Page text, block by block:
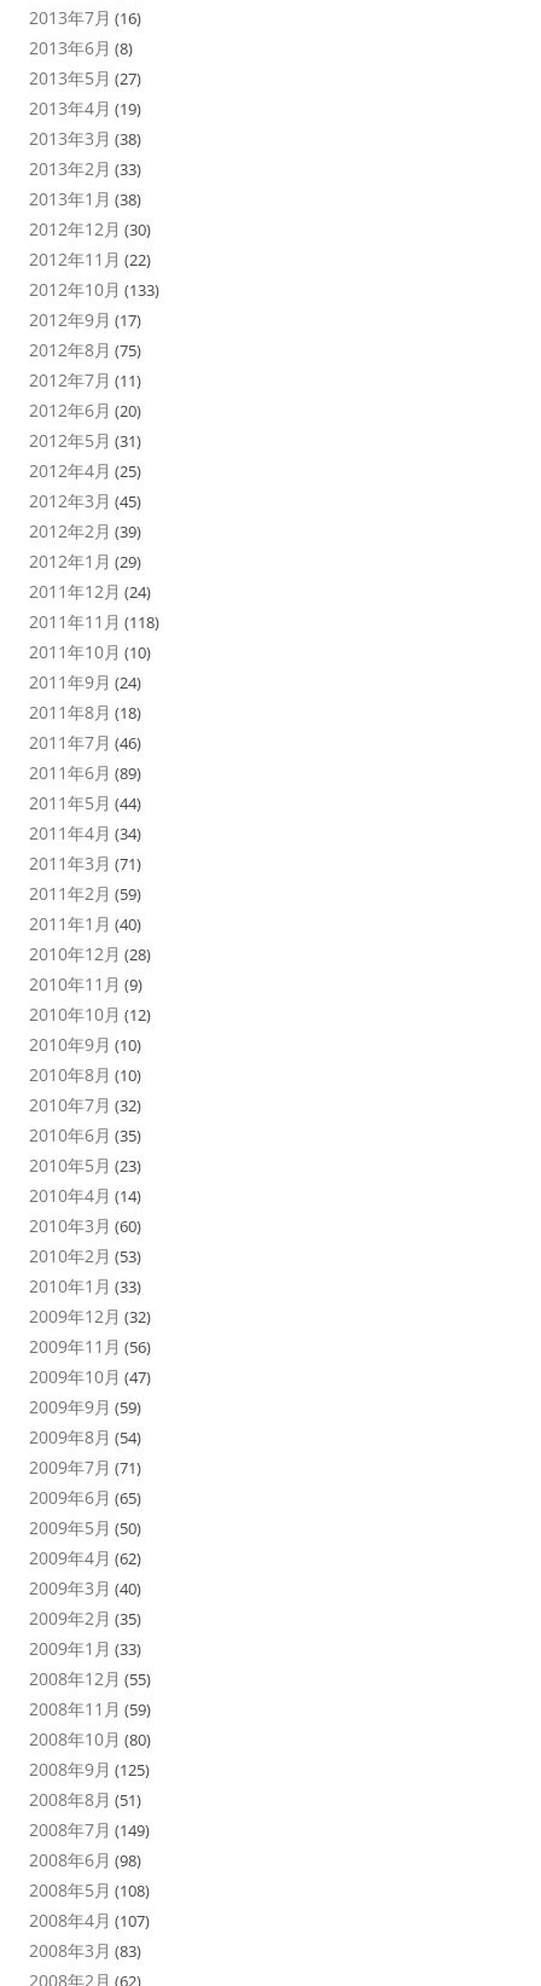
2013年7月 (16)
2013年6月 (8)
2013年5月 (27)
2013年4月 (19)
2013年3月 (38)
2013年2月 (33)
2013年1月 (38)
2012年12月 (30)
2012年11月 (22)
2012年10月 (133)
2012年9月 (17)
2012年8月 (75)
2012年7月 (11)
2012年6月 (20)
2012年5月 (31)
2012年4月 (25)
2012年3月 (45)
2012年2月 (39)
2012年1月 (29)
2011年12月 (24)
2011年11月 (118)
2011年10月 (10)
2011年9月 (24)
2011年8月 (18)
2011年7月 (46)
2011年6月 (89)
2011年5月 (44)
2011年4月 (34)
2011年3月 (71)
2011年2月 (59)
2011年1月 (40)
2010年12月 (28)
2010年11月 (9)
2010年10月 (12)
2010年9月 (10)
2010年8月 (10)
2010年7月 (32)
2010年6月 (35)
2010年5月 (23)
2010年4月 (14)
2010年3月 (60)
2010年2月 (53)
2010年1月 (33)
2009年12月 (32)
2009年11月 (56)
2009年10月 (47)
2009年9月 (59)
2009年8月 (54)
2009年7月 (71)
2009年6月 (65)
2009年5月 (50)
2009年4月 (62)
2009年3月 (40)
2009年2月 (35)
2009年1月 (33)
2008年12月 (55)
2008年11月 (59)
2008年10月 (80)
2008年9月 (125)
2008年8月 (51)
2008年7月 (149)
2008年6月 (98)
2008年5月 (108)
2008年4月 (107)
2008年3月 (83)
2008年2月 (62)